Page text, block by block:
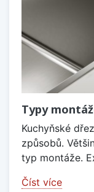
Typy
Kuchyňské
způsobů.
typ montáže.
Číst více